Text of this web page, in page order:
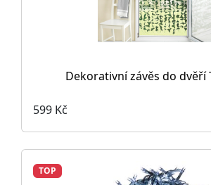
Dekorativní závěs do dvěří
599 Kč
TOP